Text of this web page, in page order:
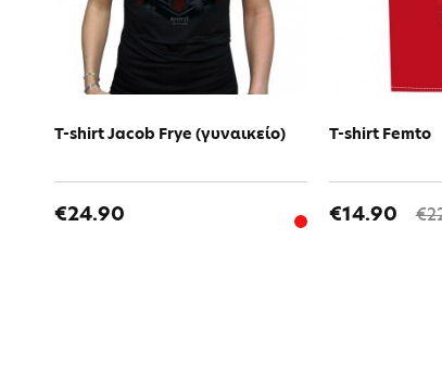
T-shirt Jacob Frye (γυναικείο)
€24.90
T-shirt Femto
€14.90